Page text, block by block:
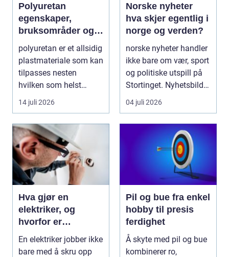
Polyuretan
egenskaper,
bruksområder og
fordeler i
industrien
polyuretan er et allsidig
plastmateriale som kan
tilpasses nesten
hvilken som helst
oppgave. Fra myk...
14 juli 2026
Norske nyheter
hva skjer egentlig i
norge og verden?
norske nyheter handler
ikke bare om vær, sport
og politiske utspill på
Stortinget. Nyhetsbildet
form...
04 juli 2026
Hva gjør en
elektriker, og
hvorfor er
fagkunnskap så
viktig?
En elektriker jobber ikke
bare med å skru opp
Pil og bue fra enkel
hobby til presis
ferdighet
Å skyte med pil og bue
kombinerer ro,